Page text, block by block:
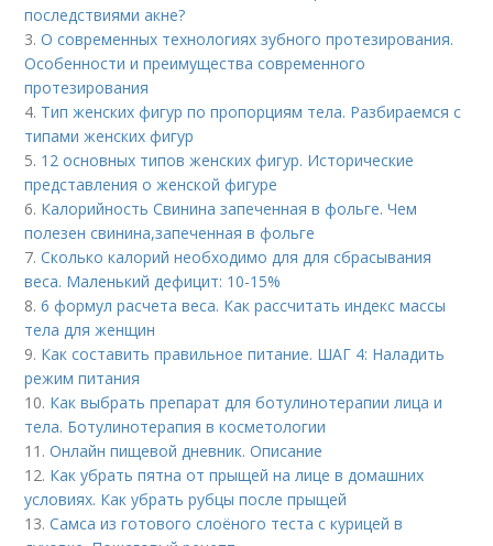
последствиями акне?
3.О современных технологиях зубного протезирования.
Особенности и преимущества современного
протезирования
4. Тип женских фигур по пропорциям тела. Разбираемся с
типами женских фигур
5. 12 основных типов женских фигур. Исторические
представления о женской фигуре
6. Калорийность Свинина запеченная в фольге. Чем
полезен свинина,запеченная в фольге
7.Сколько калорий необходимо для для сбрасывания
веса. Маленький дефицит: 10-15%
8.6 формул расчета веса. Как рассчитать индекс массы
тела для женщин
9. Как составить правильное питание. ШАГ 4: Наладить
режим питания
10. Как выбрать препарат для ботулинотерапии лица и
тела. Ботулинотерапия в косметологии
11.Онлайн пищевой дневник. Описание
12. Как убрать пятна от прыщей на лице в домашних
условиях. Как убрать рубцы после прыщей
13.Самса из готового слоёного теста с курицей в